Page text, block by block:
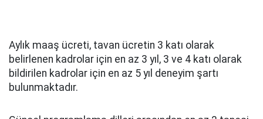
Aylık maaş ücreti, tavan ücretin 3 katı olarak
belirlenen kadrolar için en az 3 yıl, 3 ve 4 katı olarak
bildirilen kadrolar için en az 5 yıl deneyim şartı
bulunmaktadır.